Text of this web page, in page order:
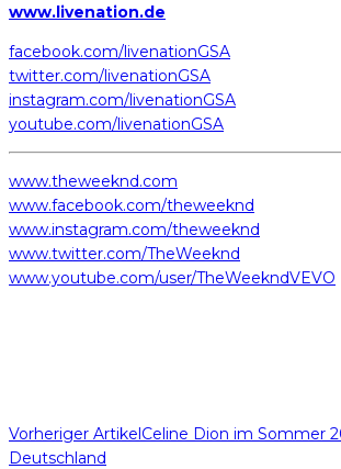
www.livenation.de
facebook.com/livenationGSA
twitter.com/livenationGSA
instagram.com/livenationGSA
youtube.com/livenationGSA
www.theweeknd.com
www.facebook.com/theweeknd
www.instagram.com/theweeknd
www.twitter.com/TheWeeknd
www.youtube.com/user/TheWeekndVEVO
Vorheriger ArtikelCeline Dion im Sommer
Deutschland